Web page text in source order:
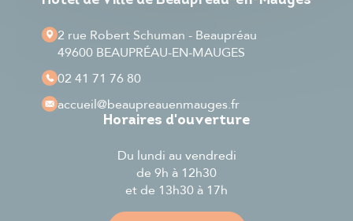
2 rue Robert Schuman - Beaupréau
49600 BEAUPRÉAU-EN-MAUGES
02 41 71 76 80
accueil@beaupreauenmauges.fr
Horaires d'ouverture
Du lundi au vendredi
de 9h à 12h30
et de 13h30 à 17h